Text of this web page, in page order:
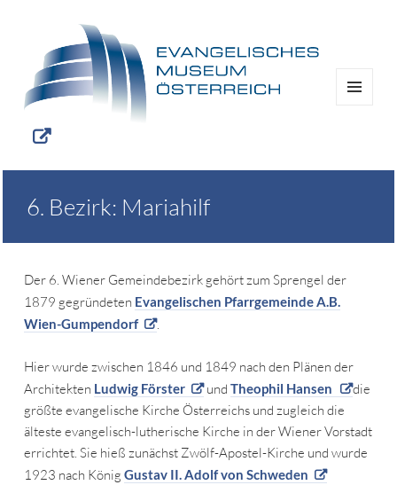
6. Bezirk: Mariahilf
Der 6. Wiener Gemeindebezirk gehört zum Sprengel der
1879 gegründeten Evangelischen Pfarrgemeinde A.B.
Wien-Gumpendorf
.
Hier wurde zwischen 1846 und 1849 nach den Plänen der
Architekten Ludwig Förster und Theophil Hansen
die
größte evangelische Kirche Österreichs und zugleich die
älteste evangelisch-lutherische Kirche in der Wiener Vorstadt
errichtet. Sie hieß zunächst Zwölf-Apostel-Kirche und wurde
1923 nach König Gustav II. Adolf von Schweden